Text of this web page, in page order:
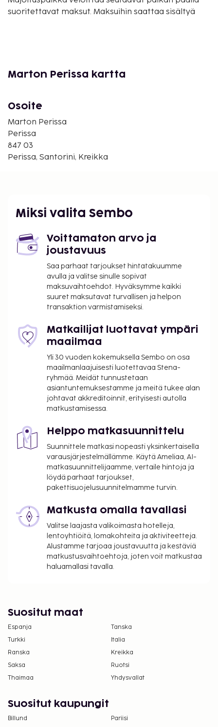
suoritettavat maksut. Maksuihin saattaa sisältyä
vuoden. Muita poikkeuksia tai alennuksia
varausvahvistuksessa olevia tietoja käyttäen.
Kaupungin perimä vero: 1.11.–31.3. välisenä aikana
0.50 EUR per majoitustila per yö
Kaupungin perimä vero: 1.4.–31.10. välisenä
aikana 2.00 EUR per majoitustila per yö
eivät voi ylittää 500 EUR:n suuruista summaa
ottamalla yhteyttä majoituspaikkaan
varausvahvistuksessa olevien tietojen avulla.
Kontaktiton sisäänkirjautuminen ja kontaktiton
uloskirjautuminen ovat saatavilla.
Marton Perissa kartta
Osoite
Marton Perissa
Perissa
847 03
Perissa, Santorini, Kreikka
Miksi valita Sembo
Voittamaton arvo ja
joustavuus
Saa parhaat tarjoukset hintatakuumme
avulla ja valitse sinulle sopivat
maksuvaihtoehdot. Hyväksymme kaikki
suuret maksutavat turvallisen ja helpon
transaktion varmistamiseksi.
Matkailijat luottavat ympäri
maailmaa
Yli 30 vuoden kokemuksella Sembo on osa
maailmanlaajuisesti luotettavaa Stena-
ryhmää. Meidät tunnustetaan
asiantuntemuksestamme ja meitä tukee alan
johtavat akkreditoinnit, erityisesti autolla
matkustamisessa.
Helppo matkasuunnittelu
Suunnittele matkasi nopeasti yksinkertaisella
varausjärjestelmällämme. Käytä Ameliaa, AI-
matkasuunnittelijaamme, vertaile hintoja ja
löydä parhaat tarjoukset,
pakettisuojelusuunnitelmamme turvin.
Matkusta omalla tavallasi
Valitse laajasta valikoimasta hotelleja,
lentoyhtiöitä, lomakohteita ja aktiviteetteja.
Alustamme tarjoaa joustavuutta ja kestäviä
matkustusvaihtoehtoja, joten voit matkustaa
haluamallasi tavalla.
Suositut maat
Espanja
Tanska
Turkki
Italia
Ranska
Kreikka
Saksa
Ruotsi
Thaimaa
Yhdysvallat
Suositut kaupungit
Billund
Pariisi